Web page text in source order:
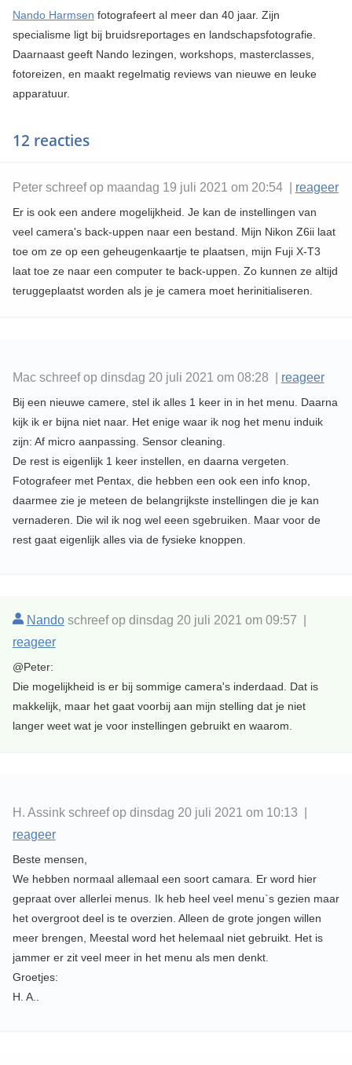
Nando Harmsen fotografeert al meer dan 40 jaar. Zijn
specialisme ligt bij bruidsreportages en landschapsfotografie.
Daarnaast geeft Nando lezingen, workshops, masterclasses,
fotoreizen, en maakt regelmatig reviews van nieuwe en leuke
apparatuur.
12 reacties
Peter schreef op maandag 19 juli 2021 om 20:54 | reageer
Er is ook een andere mogelijkheid. Je kan de instellingen van
veel camera's back-uppen naar een bestand. Mijn Nikon Z6ii laat
toe om ze op een geheugenkaartje te plaatsen, mijn Fuji X-T3
laat toe ze naar een computer te back-uppen. Zo kunnen ze altijd
teruggeplaatst worden als je je camera moet herinitialiseren.
Mac schreef op dinsdag 20 juli 2021 om 08:28 | reageer
Bij een nieuwe camere, stel ik alles 1 keer in in het menu. Daarna
kijk ik er bijna niet naar. Het enige waar ik nog het menu induik
zijn: Af micro aanpassing. Sensor cleaning.
De rest is eigenlijk 1 keer instellen, en daarna vergeten.
Fotografeer met Pentax, die hebben een ook een info knop,
daarmee zie je meteen de belangrijkste instellingen die je kan
vernaderen. Die wil ik nog wel eeen sgebruiken. Maar voor de
rest gaat eigenlijk alles via de fysieke knoppen.
Nandoschreef op dinsdag 20 juli 2021 om 09:57 |
reageer
@Peter:
Die mogelijkheid is er bij sommige camera's inderdaad. Dat is
makkelijk, maar het gaat voorbij aan mijn stelling dat je niet
langer weet wat je voor instellingen gebruikt en waarom.
H. Assink schreef op dinsdag 20 juli 2021 om 10:13 |
reageer
Beste mensen,
We hebben normaal allemaal een soort camara. Er word hier
gepraat over allerlei menus. Ik heb heel veel menu`s gezien maar
het overgroot deel is te overzien. Alleen de grote jongen willen
meer brengen, Meestal word het helemaal niet gebruikt. Het is
jammer er zit veel meer in het menu als men denkt.
Groetjes:
H. A..